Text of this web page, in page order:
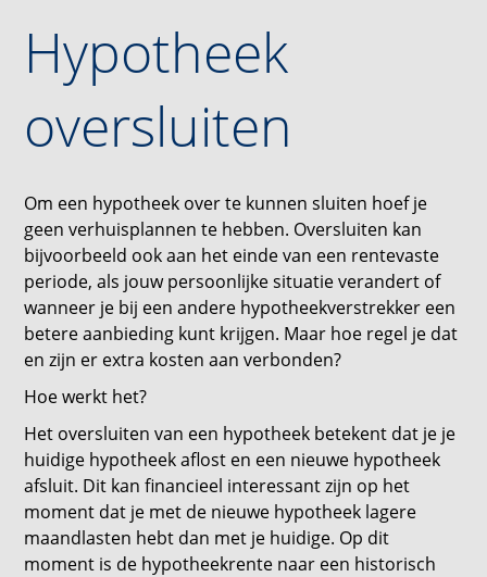
Hypotheek
oversluiten
Om een hypotheek over te kunnen sluiten hoef je
geen verhuisplannen te hebben. Oversluiten kan
bijvoorbeeld ook aan het einde van een rentevaste
periode, als jouw persoonlijke situatie verandert of
wanneer je bij een andere hypotheekverstrekker een
betere aanbieding kunt krijgen. Maar hoe regel je dat
en zijn er extra kosten aan verbonden?
Hoe werkt het?
Het oversluiten van een hypotheek betekent dat je je
huidige hypotheek aflost en een nieuwe hypotheek
afsluit. Dit kan financieel interessant zijn op het
moment dat je met de nieuwe hypotheek lagere
maandlasten hebt dan met je huidige. Op dit
moment is de hypotheekrente naar een historisch